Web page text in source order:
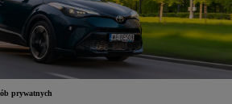
prywatnych